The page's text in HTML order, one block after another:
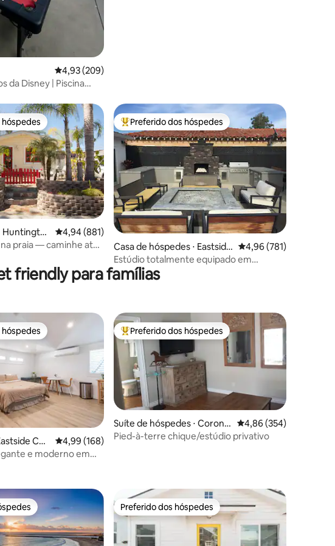
5, 151 avaliações
4,93 de uma avaliação média de 5, 209 avaliações
4,93 (209)
da Disney | Piscina
5, 143 avaliações
preferidos dos hóspedes
Huntingto
4,94 de uma avaliação média de 5, 881 avaliações
4,94 (881)
na praia — caminhe até
Entre os melhores preferidos dos hóspedes
Preferido dos hóspedes
Casa de hóspedes ⋅ Eastside
Costa Mesa
4,96 de uma avaliação
4,96 (781)
Estúdio totalmente equipado em
Newport Beach
friendly para famílias
5, 244 avaliações
preferidos dos hóspedes
Cos
4,99 de uma avaliação média de 5, 168 avaliações
4,99 (168)
e moderno em
Entre os melhores preferidos dos hóspedes
Preferido dos hóspedes
Suíte de hóspedes ⋅ Corona
del Mar
4,86 de uma avaliação
4,86 (354)
Pied-à-terre chique/estúdio privativo
Preferido dos hóspedes
Preferido dos hóspedes